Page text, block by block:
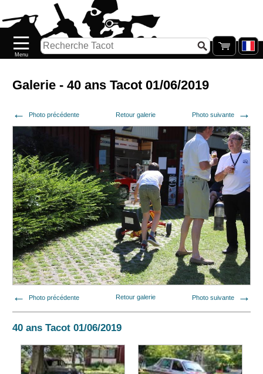
Galerie - 40 ans Tacot 01/06/2019
Photo précédente Retour galerie Photo suivante
Photo précédente Retour galerie Photo suivante
40 ans Tacot 01/06/2019
Nouveautés
Catalogue/Stock
PETITS
PRIX
Réassort
Seconde
main
Galerie